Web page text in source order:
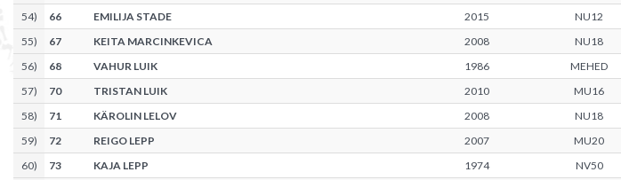
54) 66 EMILIJA STADE 2015 NU12
55) 67 KEITA MARCINKEVICA 2008 NU18
56) 68 VAHUR LUIK 1986 MEHED
57) 70 TRISTAN LUIK 2010 MU16
58) 71 KÄROLIN LELOV 2008 NU18
59) 72 REIGO LEPP 2007 MU20
60) 73 KAJA LEPP 1974 NV50